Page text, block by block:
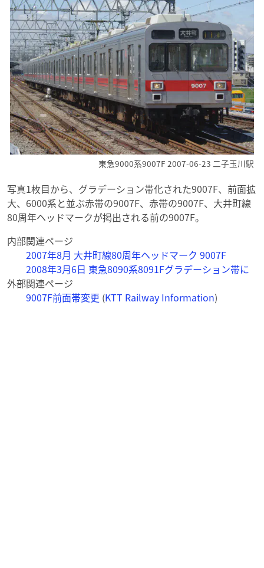
東急9000系9007F 2007-06-23 二子玉川駅
写真1枚目から、グラデーション帯化された9007F、前面拡
大、6000系と並ぶ赤帯の9007F、赤帯の9007F、大井町線
80周年ヘッドマークが掲出される前の9007F。
内部関連ページ
2007年8月 大井町線80周年ヘッドマーク 9007F
2008年3月6日 東急8090系8091Fグラデーション帯に
外部関連ページ
9007F前面帯変更 (KTT Railway Information)